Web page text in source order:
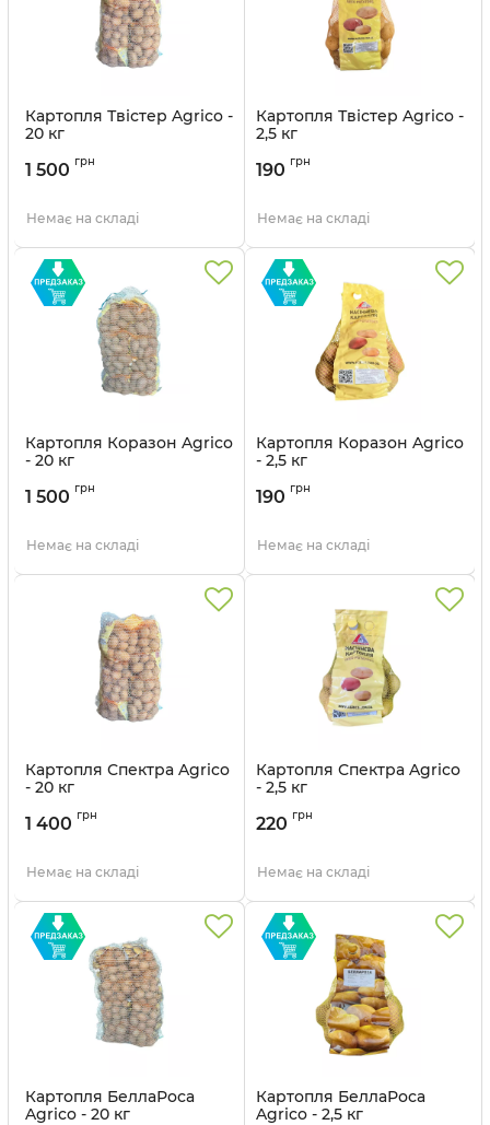
Картопля Твістер Agrico -
20 кг
1 500 грн
Немає на складі
Картопля Твістер Agrico -
2,5 кг
190 грн
Немає на складі
Картопля Коразон Agrico
- 20 кг
1 500 грн
Немає на складі
Картопля Коразон Agrico
- 2,5 кг
190 грн
Немає на складі
Картопля Спектра Agrico
- 20 кг
1 400 грн
Немає на складі
Картопля Спектра Agrico
- 2,5 кг
220 грн
Немає на складі
Картопля БеллаРоса
Agrico - 20 кг
Картопля БеллаРоса
Agrico - 2,5 кг